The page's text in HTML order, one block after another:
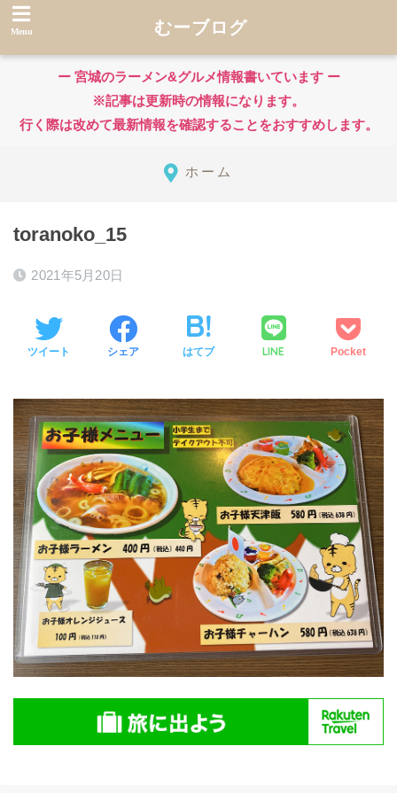
むーブログ
ー 宮城のラーメン&グルメ情報書いています ー
※記事は更新時の情報になります。
行く際は改めて最新情報を確認することをおすすめします。
ホーム
toranoko_15
2021年5月20日
ツイート シェア はてブ LINE Pocket